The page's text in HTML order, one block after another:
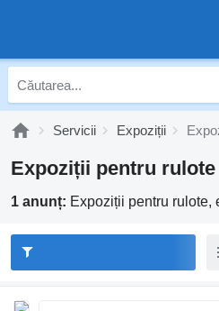
Servicii Expoziții
Expoziții pentru rulote
1 anunț: Expoziții pentru rulote,